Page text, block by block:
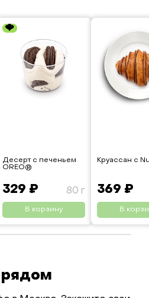
Десерт с печеньем
OREO®
329 ₽ 80 г
В корзину
Круассан с
369 ₽
В
рядом